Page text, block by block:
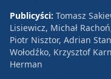
Publicyści: Tomasz
Lisiewicz, Michał
Piotr Nisztor, Adrian
Wołodźko, Krzysztof
Herman